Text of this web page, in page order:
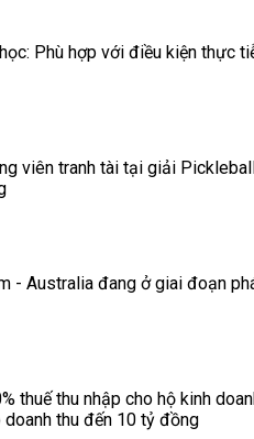
Phù hợp với điều kiện thực
viên tranh tài tại giải
- Australia đang ở giai đoạn
thuế thu nhập cho hộ kinh
doanh thu đến 10 tỷ đồng